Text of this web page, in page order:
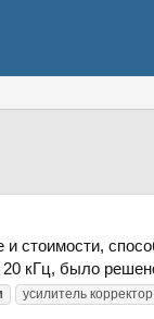
стоимости,
кГц, было
усилитель корректор